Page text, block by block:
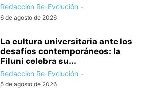
Redacción Re-Evolución -
6 de agosto de 2026
La cultura universitaria ante los
desafíos contemporáneos: la
Filuni celebra su...
Redacción Re-Evolución -
5 de agosto de 2026